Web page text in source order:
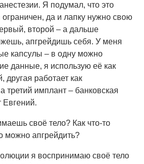
Я подумал, что это
ограничен, да и лапку нужно свою
второй – а дальше
апгрейдишь себя. У меня
капсулы – в одну можно
данные, я использую её как
работает как
имплант – банковская
Евгений.
своё тело? Как что-то
можно апгрейдить?
я воспринимаю своё тело